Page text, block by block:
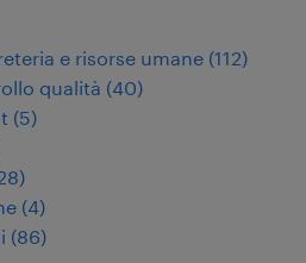
e risorse umane (112)
qualità (40)
(5)
)
(4)
(86)